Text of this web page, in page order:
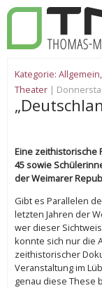
Kategorie: Allgemein,
Theater |
Eine zeithistorische
45 sowie
der Weimarer
Gibt es Parallelen
letzten Jahren der
wer dieser
konnte sich nur die
zeithistorischer
Veranstaltung im
genau diese These